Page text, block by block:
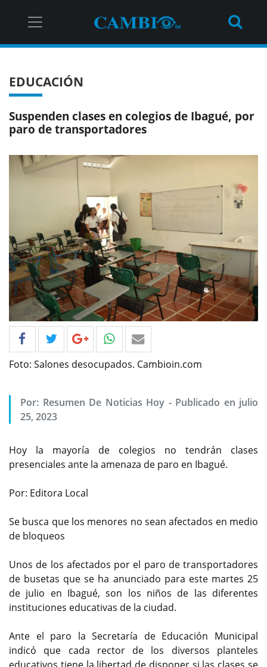
EDUCACIÓN
Suspenden clases en colegios de Ibagué, por
paro de transportadores
Foto: Salones desocupados. Cambioin.com
Por: Resumen De Noticias Hoy - Publicado en julio
25, 2023
Hoy la mayoría de colegios no tendrán clases
presenciales ante la amenaza de paro en Ibagué.
Por: Editora Local
Se busca que los menores no sean afectados en medio
de bloqueos
Unos de los afectados por el paro de transportadores
de busetas que se ha anunciado para este martes 25
de julio en Ibagué, son los niños de las diferentes
instituciones educativas de la ciudad.
Ante el paro la Secretaría de Educación Municipal
indicó que cada rector de los diversos planteles